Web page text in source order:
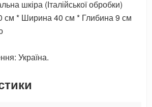
шкіра (Італійської обробки)
см * Ширина 40 см * Глибина 9 см
Україна.